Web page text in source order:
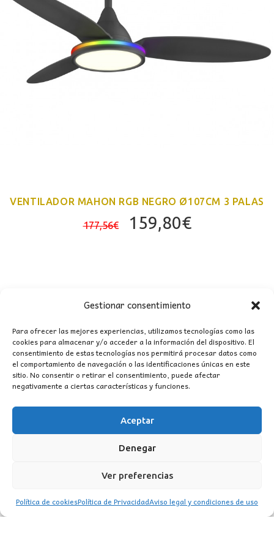
Gestionar consentimiento
Para ofrecer las mejores experiencias, utilizamos tecnologías como las
cookies para almacenar y/o acceder a la información del dispositivo. El
consentimiento de estas tecnologías nos permitirá procesar datos como
el comportamiento de navegación o las identificaciones únicas en este
sitio. No consentir o retirar el consentimiento, puede afectar
negativamente a ciertas características y funciones.
Aceptar
Denegar
Ver preferencias
Política de cookiesPolítica de PrivacidadAviso legal y condiciones de uso
VENTILADOR MAHON RGB NEGRO Ø107CM 3 PALAS
177,56€
El
159,80€El
CONTACTO
INFORMACIÓN